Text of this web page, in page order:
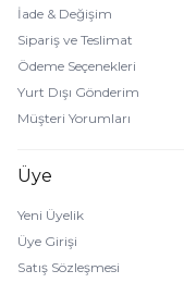
İade & Değişim
Sipariş ve Teslimat
Ödeme Seçenekleri
Yurt Dışı Gönderim
Müşteri Yorumları
Üye
Yeni Üyelik
Üye Girişi
Satış Sözleşmesi